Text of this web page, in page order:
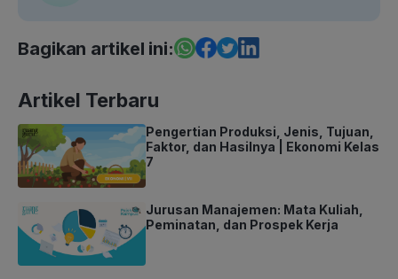
Bagikan artikel ini:
Artikel Terbaru
Pengertian Produksi, Jenis, Tujuan,
Faktor, dan Hasilnya | Ekonomi Kelas
7
Jurusan Manajemen: Mata Kuliah,
Peminatan, dan Prospek Kerja